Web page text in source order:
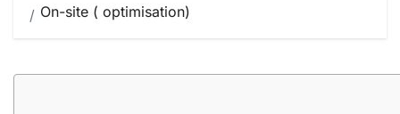
On-site ( optimisation)